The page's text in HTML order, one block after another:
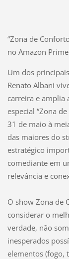
“Zona de
no Amazon
Um dos
Renato Albani
carreira e amplia
especial “Zona
31 de maio à
das maiores do
estratégico
comediante em
relevância e
O show Zona de
considerar o
verdade, não
inesperados
elementos (fogo,